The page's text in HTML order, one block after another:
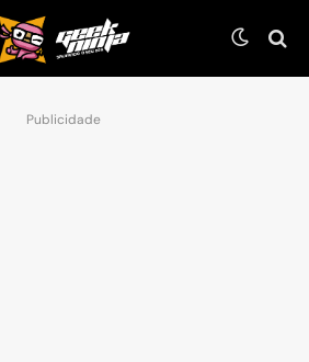
Publicidade